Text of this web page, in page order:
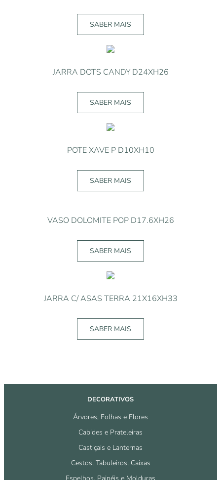
SABER MAIS
JARRA DOTS CANDY D24XH26
SABER MAIS
POTE XAVE P D10XH10
SABER MAIS
VASO DOLOMITE POP D17.6XH26
SABER MAIS
JARRA C/ ASAS TERRA 21X16XH33
SABER MAIS
DECORATIVOS
Árvores, Folhas e Flores
Cabides e Prateleiras
Castiçais e Lanternas
Cestos, Tabuleiros, Caixas